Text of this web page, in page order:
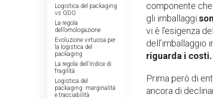
Logistica del packaging
vs GDO
La regola
dell’omologazione
Evoluzione virtuosa per
la logistica del
packaging
La regola dell’indice di
fragilità
Logistica del
packaging: marginalità
e tracciabilità
componente
gli imballaggi
vi è l’esigenza
dell’imballaggio
riguarda i costi.
Prima però di
ancora di